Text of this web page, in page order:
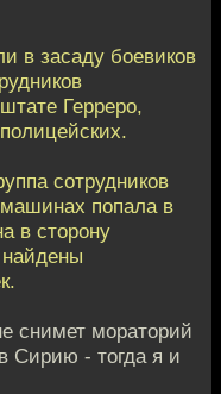
в засаду боевиков
Герреро,
сотрудников
попала в
в сторону
снимет мораторий
Сирию - тогда я и